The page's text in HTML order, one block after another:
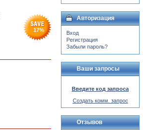
17%
Авторизация
Вход
Регистрация
Забыли пароль?
Ваши запросы
Введите код запроса
Создать комм. запрос
Отзывов